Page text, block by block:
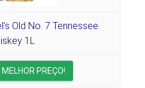
Old No. 7 Tennessee
1L
PREÇO!